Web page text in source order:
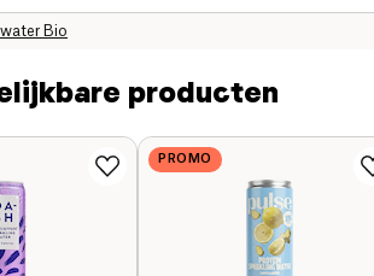
Bio
Dranken en Siroop Bio
producten
PROMO